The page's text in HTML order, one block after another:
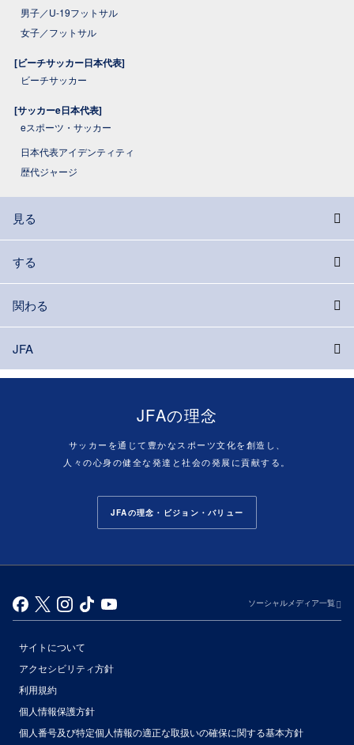
男子／U-19フットサル
女子／フットサル
[ビーチサッカー日本代表]
ビーチサッカー
[サッカーe日本代表]
eスポーツ・サッカー
日本代表アイデンティティ
歴代ジャージ
見る
する
関わる
JFA
JFAの理念
サッカーを通じて豊かなスポーツ文化を創造し、
人々の心身の健全な発達と社会の発展に貢献する。
JFAの理念・ビジョン・バリュー
ソーシャルメディア一覧
サイトについて
アクセシビリティ方針
利用規約
個人情報保護方針
個人番号及び特定個人情報の適正な取扱いの確保に関する基本方針